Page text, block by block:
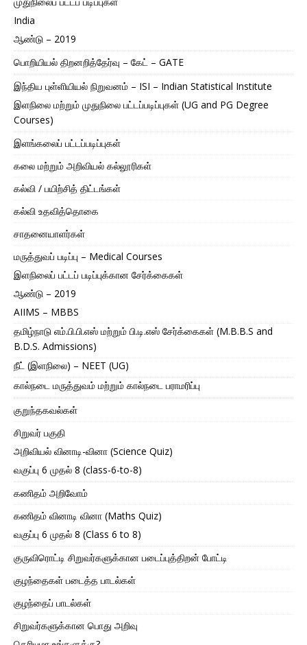
India
ஆண்டு – 2019
பொறியியல் திறனறித்தேர்வு – கேட் – GATE
இந்திய புள்ளியியல் நிறுவனம் – ISI – Indian Statistical Institute
இளநிலை மற்றும் முதுநிலை பட்டப்படிப்புகள் (UG and PG Degree
Courses)
இளங்கலைப் பட்டப்படிப்புகள்
கலை மற்றும் அறிவியல் கல்லூரிகள்
கல்வி / பயிற்சித் திட்டங்கள்
கல்வி உதவித்தொகை
சாதனையாளர்கள்
மருத்துவப் படிப்பு – Medical Courses
இளநிலைப் பட்டப் படிப்புக்கான சேர்க்கைகள்
ஆண்டு – 2019
AIIMS – MBBS
தமிழ்நாடு எம்.பி.பி.எஸ் மற்றும் பி.டி.எஸ் சேர்க்கைகள் (M.B.B.S and
B.D.S. Admissions)
நீட் (இளநிலை) – NEET (UG)
கால்நடை மருத்துவம் மற்றும் கால்நடை பராமரிப்பு
குறுந்தகவல்கள்
சிறுவர் பகுதி
அறிவியல் வினாடி-வினா (Science Quiz)
வகுப்பு 6 முதல் 8 (class-6-to-8)
கணிதம் அறிவோம்
கணிதம் வினாடி வினா (Maths Quiz)
வகுப்பு 6 முதல் 8 (Class 6 to 8)
குருவிரொட்டி சிறுவர்களுக்கான படைப்புத்திறன் போட்டி
குழந்தைகள் படைத்த பாடல்கள்
குழந்தைப் பாடல்கள்
சிறுவர்களுக்கான பொது அறிவு